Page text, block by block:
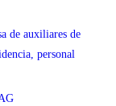
de auxiliares de
personal